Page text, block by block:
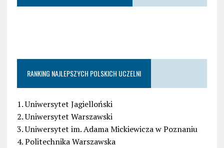
RANKING NAJLEPSZYCH POLSKICH UCZELNI
1. Uniwersytet Jagielloński
2. Uniwersytet Warszawski
3. Uniwersytet im. Adama Mickiewicza w Poznaniu
4. Politechnika Warszawska